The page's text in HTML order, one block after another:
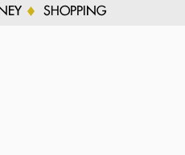
SHOPPING